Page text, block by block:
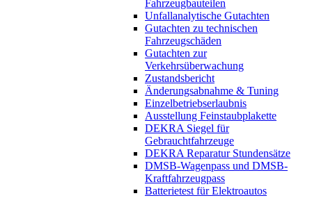
Fahrzeugbauteilen
Unfallanalytische Gutachten
Gutachten zu technischen
Fahrzeugschäden
Gutachten zur
Verkehrsüberwachung
Zustandsbericht
Änderungsabnahme & Tuning
Einzelbetriebserlaubnis
Ausstellung Feinstaubplakette
DEKRA Siegel für
Gebrauchtfahrzeuge
DEKRA Reparatur Stundensätze
DMSB-Wagenpass und DMSB-
Kraftfahrzeugpass
Batterietest für Elektroautos